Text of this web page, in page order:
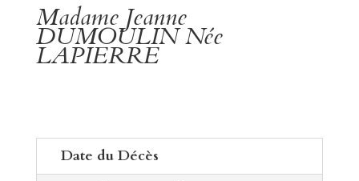
Madame Jeanne
DUMOULIN Née
LAPIERRE
Date du Décès